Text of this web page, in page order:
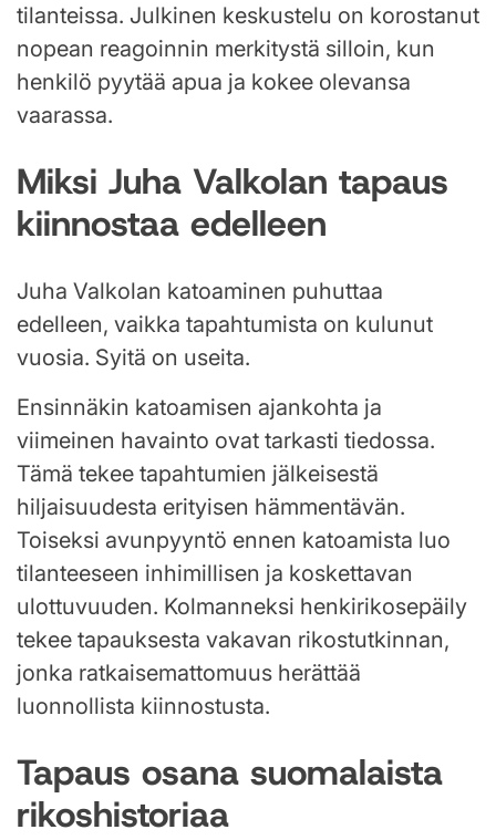
tilanteissa. Julkinen keskustelu on korostanut
nopean reagoinnin merkitystä silloin, kun
henkilö pyytää apua ja kokee olevansa
vaarassa.
Miksi Juha Valkolan tapaus
kiinnostaa edelleen
Juha Valkolan katoaminen puhuttaa
edelleen, vaikka tapahtumista on kulunut
vuosia. Syitä on useita.
Ensinnäkin katoamisen ajankohta ja
viimeinen havainto ovat tarkasti tiedossa.
Tämä tekee tapahtumien jälkeisestä
hiljaisuudesta erityisen hämmentävän.
Toiseksi avunpyyntö ennen katoamista luo
tilanteeseen inhimillisen ja koskettavan
ulottuvuuden. Kolmanneksi henkirikosepäily
tekee tapauksesta vakavan rikostutkinnan,
jonka ratkaisemattomuus herättää
luonnollista kiinnostusta.
Tapaus osana suomalaista
rikoshistoriaa